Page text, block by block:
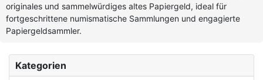
Kategorien
originales und sammelwürdiges altes Papiergeld, ideal für
fortgeschrittene numismatische Sammlungen und engagierte
Papiergeldsammler.